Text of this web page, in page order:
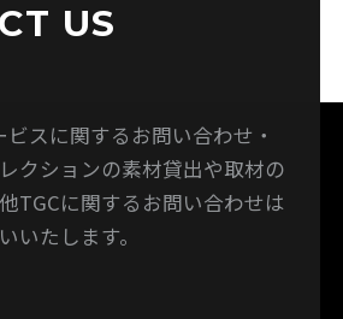
US
ビスに関するお問い合わせ・
クションの素材貸出や取材の
TGCに関するお問い合わせは
いたします。